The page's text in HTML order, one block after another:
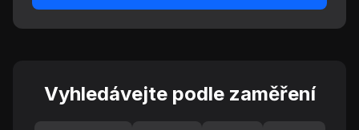
Vyhledávejte podle zaměření